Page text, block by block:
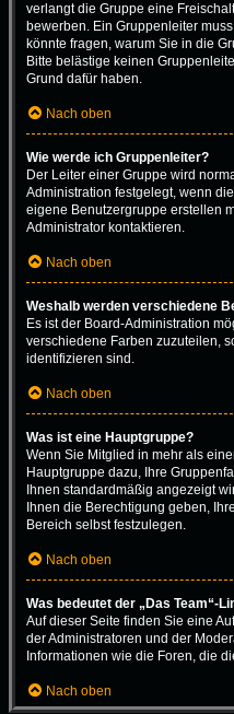
verlangt die Gruppe eine
bewerben. Ein Gruppenleiter
könnte fragen, warum Sie in die
Bitte belästige keinen
Grund dafür haben.
Nach oben
Wie werde ich Gruppenleiter?
Der Leiter einer Gruppe wird
Administration festgelegt, wenn
eigene Benutzergruppe erstellen
Administrator kontaktieren.
Nach oben
Weshalb werden verschiedene
Es ist der Board-Administration
verschiedene Farben zuzuteilen,
identifizieren sind.
Nach oben
Was ist eine Hauptgruppe?
Wenn Sie Mitglied in mehr als
Hauptgruppe dazu, Ihre
Ihnen standardmäßig angezeigt
Ihnen die Berechtigung geben,
Bereich selbst festzulegen.
Nach oben
Was bedeutet der „Das Team“-
Auf dieser Seite finden Sie eine
der Administratoren und der
Informationen wie die Foren, die
Nach oben